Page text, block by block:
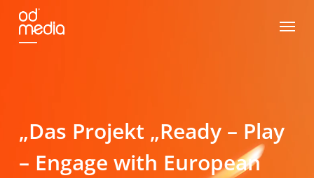
Skip
main
Menu
„Das Projekt „Ready – Play
– Engage with European